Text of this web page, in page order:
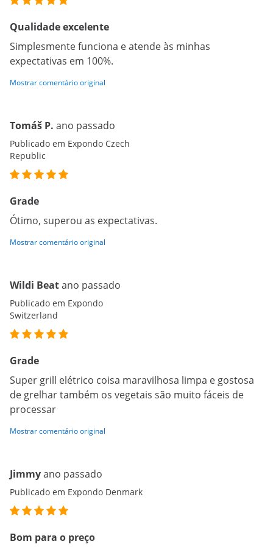
Qualidade excelente
Simplesmente funciona e atende às minhas
expectativas em 100%.
Mostrar comentário original
Tomáš P. ano passado
Publicado em Expondo Czech
Republic
Grade
Ótimo, superou as expectativas.
Mostrar comentário original
Wildi Beatano passado
Publicado em Expondo
Switzerland
Grade
Super grill elétrico coisa maravilhosa limpa e gostosa
de grelhar também os vegetais são muito fáceis de
processar
Mostrar comentário original
Jimmyano passado
Publicado em Expondo Denmark
Bom para o preço